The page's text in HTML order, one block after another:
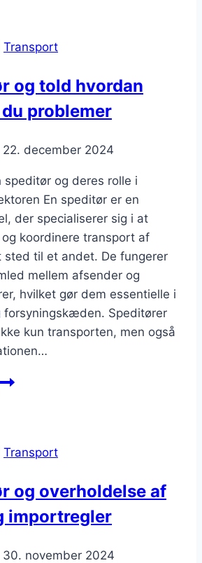
Transport
og told hvordan
problemer
22. december 2024
speditør og deres rolle i
En speditør er en
der specialiserer sig i at
koordinere transport af
sted til et andet. De fungerer
mellem afsender og
hvilket gør dem essentielle i
forsyningskæden. Speditører
kun transporten, men også
Transport
og overholdelse af
importregler
30. november 2024